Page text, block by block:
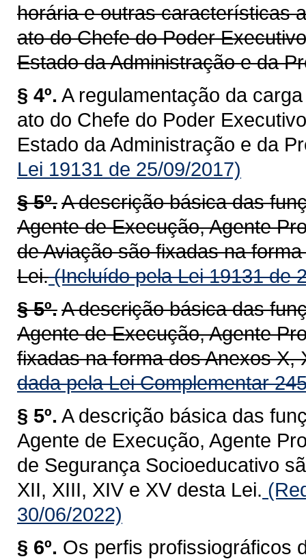
horária e outras características
ato do Chefe do Poder
Estado da Administração e da
§ 4º. A regulamentação da
ato do Chefe do Poder
Estado da Administração e da
Lei 19131 de 25/09/2017)
§ 5º.A descrição básica das
Agente de Execução, Agente
de Aviação são fixadas na
Lei.(Incluído pela Lei 19131 de
§ 5º.A descrição básica das
Agente de Execução, Agente
fixadas na forma dos Anexos X,
dada pela Lei Complementar
§ 5º. A descrição básica das
Agente de Execução, Agente
de Segurança Socioeducativo
XII, XIII, XIV e XV desta Lei.
30/06/2022)
§ 6º. Os perfis profissiográficos